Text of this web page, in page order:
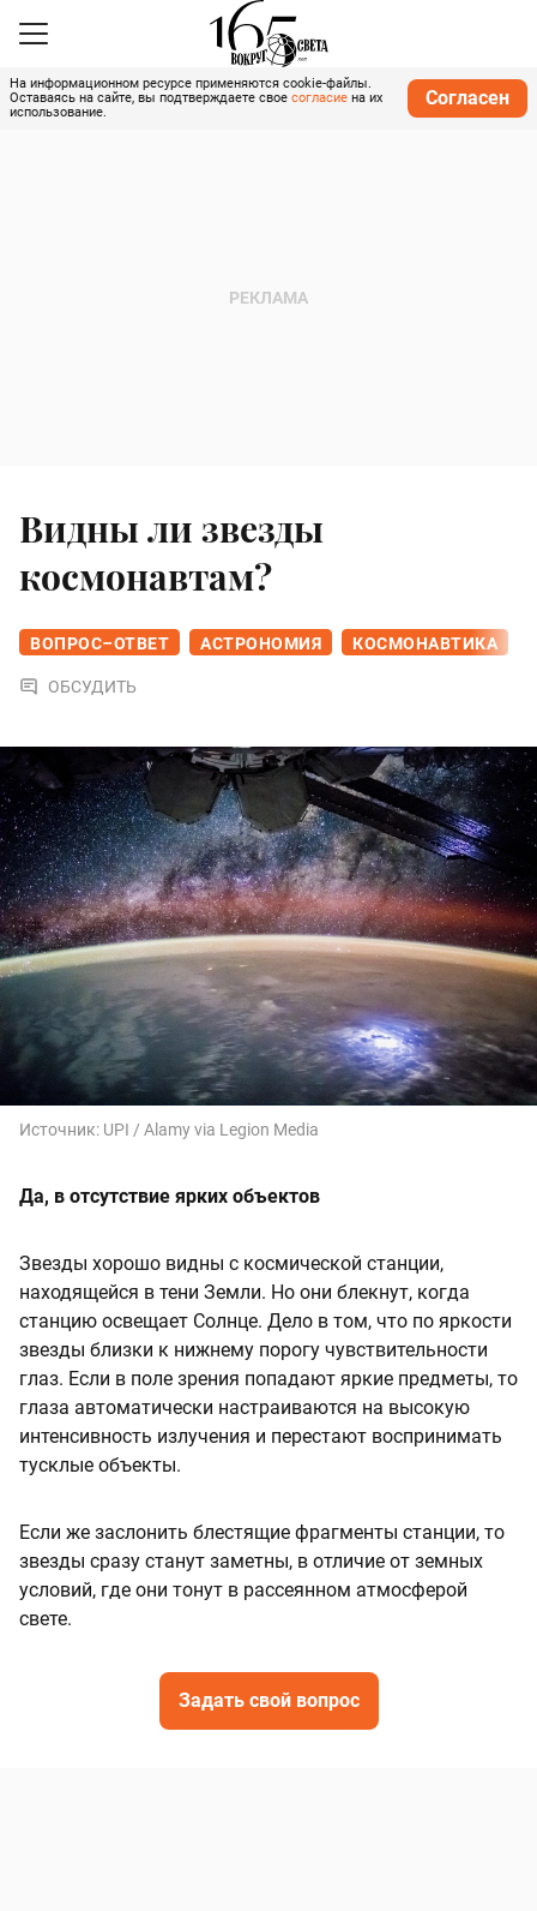
На информационном ресурсе применяются cookie-файлы.
Оставаясь на сайте, вы подтверждаете свое согласие на их
использование.
Согласен
Видны ли звезды
космонавтам?
ВОПРОС–ОТВЕТ АСТРОНОМИЯ КОСМОНАВТИКА
ОБСУДИТЬ
Источник: UPI / Alamy via Legion Media
Да, в отсутствие ярких объектов
Звезды хорошо видны с космической станции,
находящейся в тени Земли. Но они блекнут, когда
станцию освещает Солнце. Дело в том, что по яркости
звезды близки к нижнему порогу чувствительности
глаз. Если в поле зрения попадают яркие предметы, то
глаза автоматически настраиваются на высокую
интенсивность излучения и перестают воспринимать
тусклые объекты.
Если же заслонить блестящие фрагменты станции, то
звезды сразу станут заметны, в отличие от земных
условий, где они тонут в рассеянном атмосферой
свете.
Задать свой вопрос